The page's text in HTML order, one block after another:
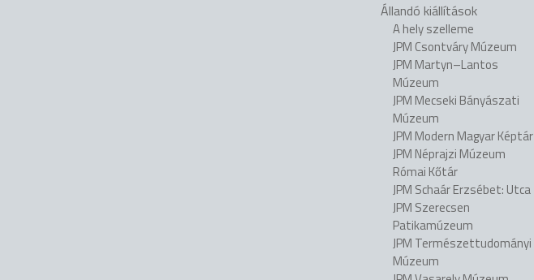
Állandó kiállítások
A hely szelleme
JPM Csontváry Múzeum
JPM Martyn–Lantos
Múzeum
JPM Mecseki Bányászati
Múzeum
JPM Modern Magyar Képtár
JPM Néprajzi Múzeum
Római Kőtár
JPM Schaár Erzsébet: Utca
JPM Szerecsen
Patikamúzeum
JPM Természettudományi
Múzeum